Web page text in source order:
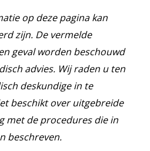
op deze pagina kan
zijn. De vermelde
geval worden beschouwd
advies. Wij raden u ten
deskundige in te
beschikt over uitgebreide
met de procedures die in
beschreven.